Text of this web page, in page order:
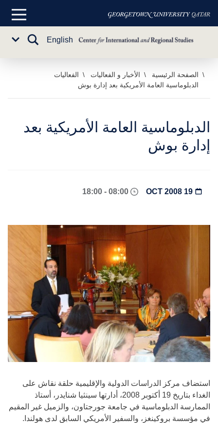
تخطي
المحتوى
القائمة
English
تبديل
الصفحة الرئيسية الأخبار و الفعاليات
الفعاليات
الدبلوماسية العامة الأمريكية بعد إدارة بوش
الدبلوماسية العامة الأمريكية بعد
إدارة بوش
استضاف مركز الدراسات الدولية والإقليمية حلقة نقاش على
الغداء بتاريخ 19 أكتوبر 2008، أدارتها سينثيا شنايدر، أستاذ
الممارسة الدبلوماسية في جامعة جورجتاون، والزميل غير المقيم
في مؤسسة بروكينغز، والسفير الأمريكي السابق لدى هولندا.